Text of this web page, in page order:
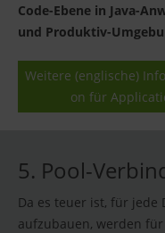
Code-Ebene in Java-
und Produktiv-
Weitere (englische)
on für
5. Pool-
Da es teuer ist, für jede
aufzubauen, werden